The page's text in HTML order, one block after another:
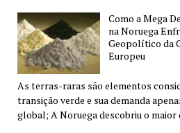
Como a Mega
na Noruega
Geopolítico da
Europeu
As terras-raras são elementos
transição verde e sua demanda
global; A Noruega descobriu o maior